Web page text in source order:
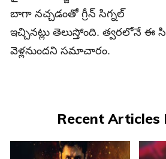
బాగా నచ్చడంతో గ్రీన్ సిగ్నల్
ఇచ్చినట్లు తెలుస్తోంది. త్వరలోనే ఈ
వెళ్లనుందని సమాచారం.
Recent Articles